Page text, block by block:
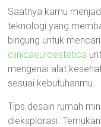
Saatnya kamu
teknologi yang
bingung untuk
clinicaeuroestetica
mengenai alat
sesuai kebutuhanmu.
Tips desain rumah
dieksplorasi.